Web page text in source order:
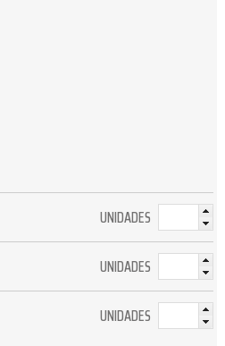
UNIDADES
UNIDADES
UNIDADES